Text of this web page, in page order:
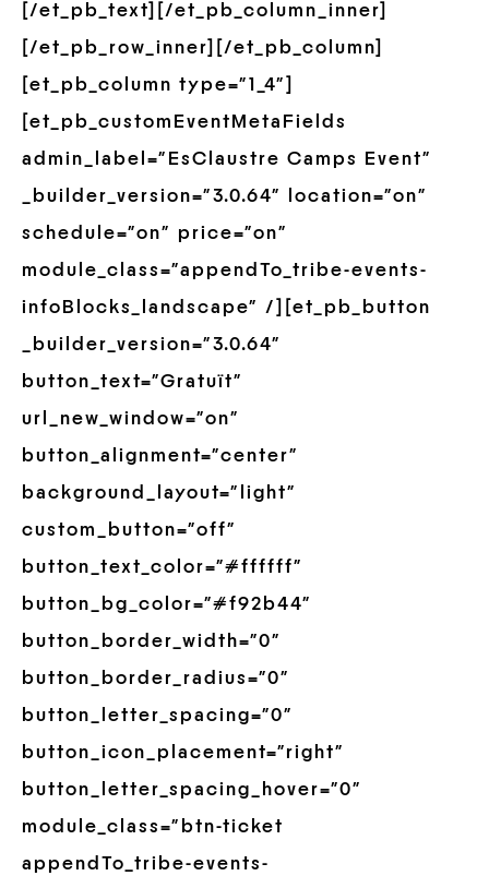
[/et_pb_text][/et_pb_column_inner]
[/et_pb_row_inner][/et_pb_column]
[et_pb_column type=”1_4″]
[et_pb_customEventMetaFields
admin_label=”EsClaustre Camps Event”
_builder_version=”3.0.64″ location=”on”
schedule=”on” price=”on”
module_class=”appendTo_tribe-events-
infoBlocks_landscape” /][et_pb_button
_builder_version=”3.0.64″
button_text=”Gratuït”
url_new_window=”on”
button_alignment=”center”
background_layout=”light”
custom_button=”off”
button_text_color=”#ffffff”
button_bg_color=”#f92b44″
button_border_width=”0″
button_border_radius=”0″
button_letter_spacing=”0″
button_icon_placement=”right”
button_letter_spacing_hover=”0″
module_class=”btn-ticket
appendTo_tribe-events-